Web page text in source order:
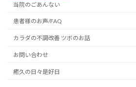
当院のごあんない
患者様のお声/FAQ
カラダの不調改善 ツボのお話
お問い合わせ
癒久の日々是好日